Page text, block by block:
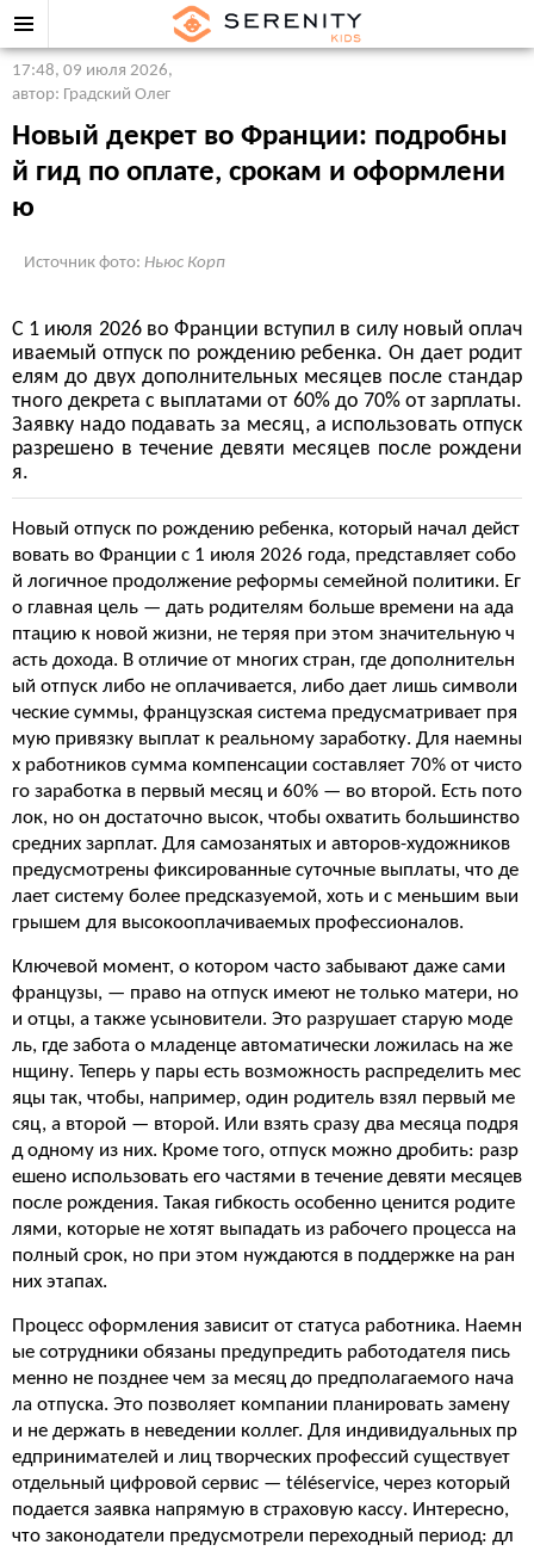
17:48, 09 июля 2026,
автор: Градский Олег
Новый декрет во Франции: подробны
й гид по оплате, срокам и оформлени
ю
Источник фото: Ньюс Корп
С 1 июля 2026 во Франции вступил в силу новый оплач
иваемый отпуск по рождению ребенка. Он дает родит
елям до двух дополнительных месяцев после стандар
тного декрета с выплатами от 60% до 70% от зарплаты.
Заявку надо подавать за месяц, а использовать отпуск
разрешено в течение девяти месяцев после рождени
я.
Новый отпуск по рождению ребенка, который начал дейст
вовать во Франции с 1 июля 2026 года, представляет собо
й логичное продолжение реформы семейной политики. Ег
о главная цель — дать родителям больше времени на ада
птацию к новой жизни, не теряя при этом значительную ч
асть дохода. В отличие от многих стран, где дополнительн
ый отпуск либо не оплачивается, либо дает лишь символи
ческие суммы, французская система предусматривает пря
мую привязку выплат к реальному заработку. Для наемны
х работников сумма компенсации составляет 70% от чисто
го заработка в первый месяц и 60% — во второй. Есть пото
лок, но он достаточно высок, чтобы охватить большинство
средних зарплат. Для самозанятых и авторов-художников
предусмотрены фиксированные суточные выплаты, что де
лает систему более предсказуемой, хоть и с меньшим выи
грышем для высокооплачиваемых профессионалов.
Ключевой момент, о котором часто забывают даже сами
французы, — право на отпуск имеют не только матери, но
и отцы, а также усыновители. Это разрушает старую моде
ль, где забота о младенце автоматически ложилась на же
нщину. Теперь у пары есть возможность распределить мес
яцы так, чтобы, например, один родитель взял первый ме
сяц, а второй — второй. Или взять сразу два месяца подря
д одному из них. Кроме того, отпуск можно дробить: разр
ешено использовать его частями в течение девяти месяцев
после рождения. Такая гибкость особенно ценится родите
лями, которые не хотят выпадать из рабочего процесса на
полный срок, но при этом нуждаются в поддержке на ран
них этапах.
Процесс оформления зависит от статуса работника. Наемн
ые сотрудники обязаны предупредить работодателя пись
менно не позднее чем за месяц до предполагаемого нача
ла отпуска. Это позволяет компании планировать замену
и не держать в неведении коллег. Для индивидуальных пр
едпринимателей и лиц творческих профессий существует
отдельный цифровой сервис — téléservice, через который
подается заявка напрямую в страховую кассу. Интересно,
что законодатели предусмотрели переходный период: дл